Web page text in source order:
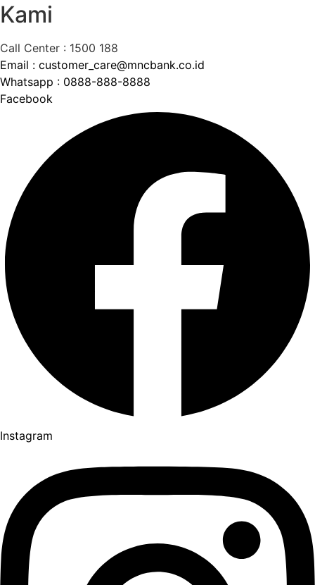
Kami
Call Center : 1500 188
Email : customer_care@mncbank.co.id
Whatsapp : 0888-888-8888
Facebook
Instagram